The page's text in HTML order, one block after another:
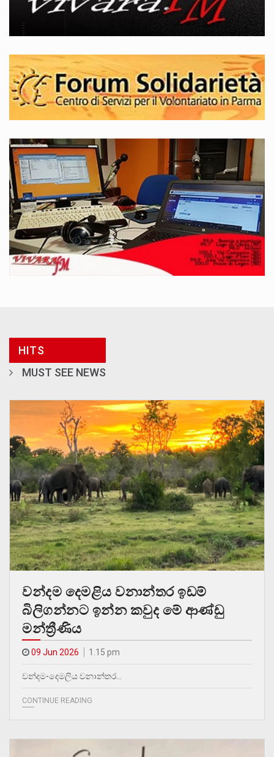
HITS
MUST SEE NEWS
වන්දම දෙමළිය වනාන්තර ඉඩම්
බිලිගන්නට ඉන්න කවුද මේ ආණ්ඩු
මන්ත්‍රීණිය
09 Jun 2026 1.15 pm
වන්දම-දෙමලිය වනාන්තර…
CONTINUE READING